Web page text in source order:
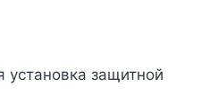
установка защитной